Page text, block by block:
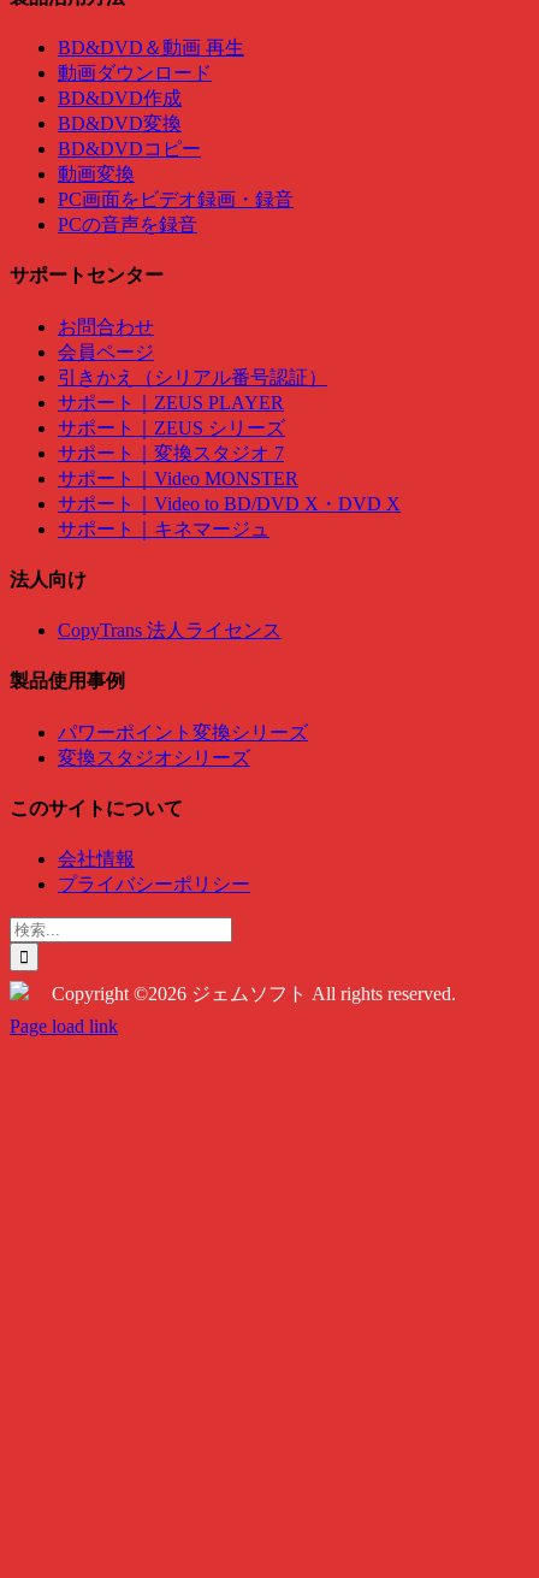
BD&DVD＆動画 再生
動画ダウンロード
BD&DVD作成
BD&DVD変換
BD&DVDコピー
動画変換
PC画面をビデオ録画・録音
PCの音声を録音
サポートセンター
お問合わせ
会員ページ
引きかえ（シリアル番号認証）
サポート｜ZEUS PLAYER
サポート｜ZEUS シリーズ
サポート｜変換スタジオ 7
サポート｜Video MONSTER
サポート｜Video to BD/DVD X・DVD X
サポート｜キネマージュ
法人向け
CopyTrans 法人ライセンス
製品使用事例
パワーポイント変換シリーズ
変換スタジオシリーズ
このサイトについて
会社情報
プライバシーポリシー
検
索
…
Copyright ©2026 ジェムソフト All rights reserved.
Twitter
Instagram
Facebook
Page load link